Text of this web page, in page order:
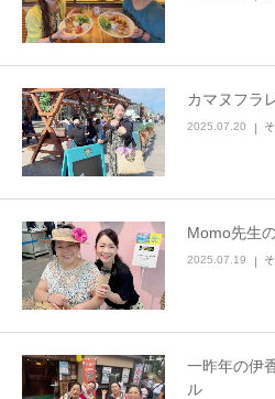
カマヌフラ
2025.07.20
Momo先生
2025.07.19
一昨年の伊
ル